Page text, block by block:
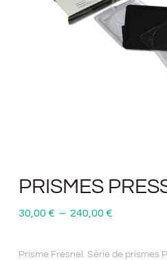
PRISMES
30,00 € – 240,00 €
Prisme Fresnel. Série de prismes